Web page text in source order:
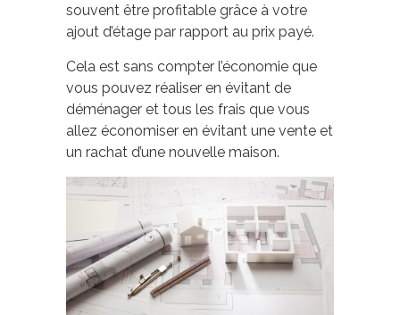
souvent être profitable grâce à votre
ajout d’étage par rapport au prix payé.
Cela est sans compter l’économie que
vous pouvez réaliser en évitant de
déménager et tous les frais que vous
allez économiser en évitant une vente et
un rachat d’une nouvelle maison.